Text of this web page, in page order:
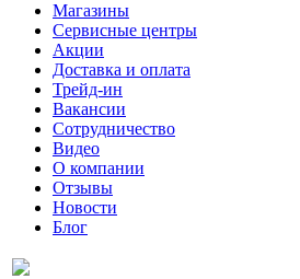
Магазины
Сервисные центры
Акции
Доставка и оплата
Трейд-ин
Вакансии
Сотрудничество
Видео
О компании
Отзывы
Новости
Блог